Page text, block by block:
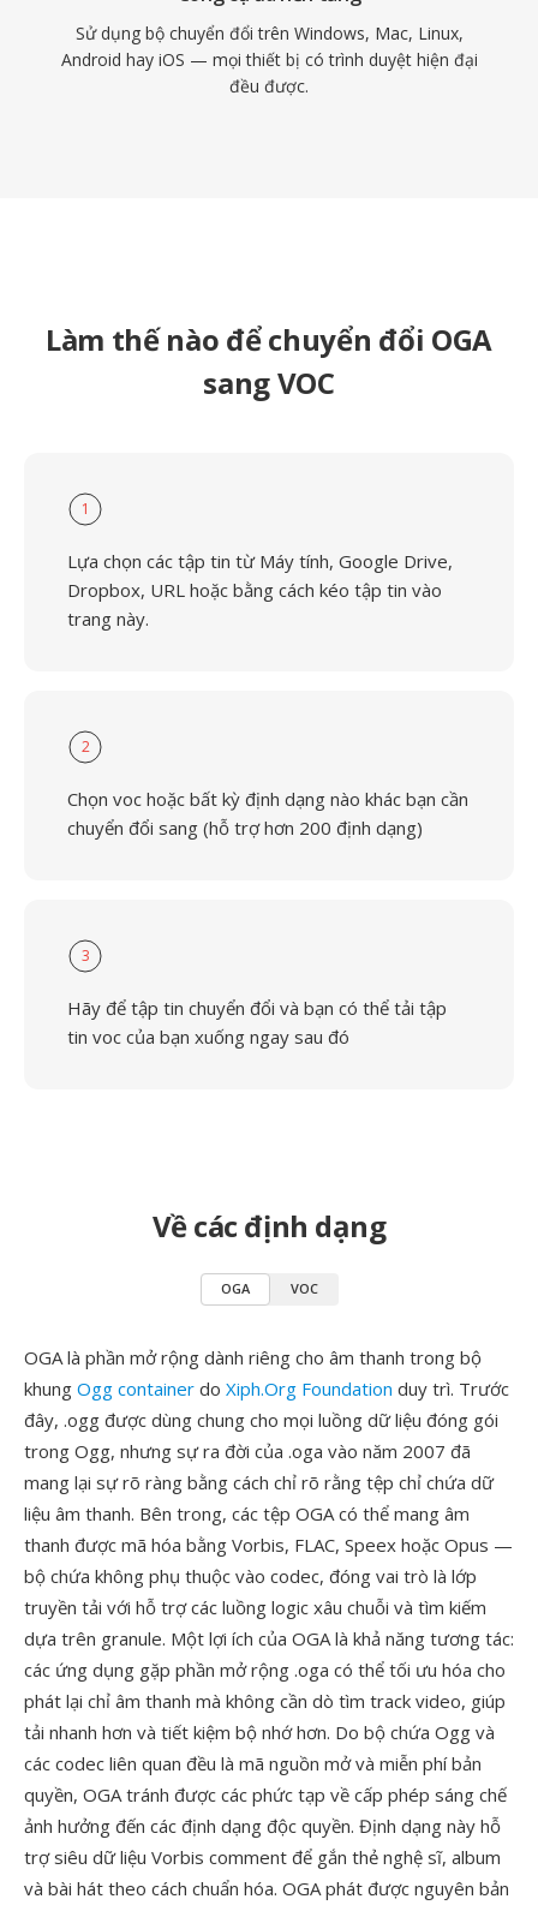
Sử dụng bộ chuyển đổi trên Windows, Mac, Linux,
Android hay iOS — mọi thiết bị có trình duyệt hiện đại
đều được.
Làm thế nào để chuyển đổi OGA
sang VOC
1
Lựa chọn các tập tin từ Máy tính, Google Drive,
Dropbox, URL hoặc bằng cách kéo tập tin vào
trang này.
2
Chọn voc hoặc bất kỳ định dạng nào khác bạn cần
chuyển đổi sang (hỗ trợ hơn 200 định dạng)
3
Hãy để tập tin chuyển đổi và bạn có thể tải tập
tin voc của bạn xuống ngay sau đó
Về các định dạng
OGA VOC
OGA là phần mở rộng dành riêng cho âm thanh trong bộ
khung Ogg container do Xiph.Org Foundation duy trì. Trước
đây, .ogg được dùng chung cho mọi luồng dữ liệu đóng gói
trong Ogg, nhưng sự ra đời của .oga vào năm 2007 đã
mang lại sự rõ ràng bằng cách chỉ rõ rằng tệp chỉ chứa dữ
liệu âm thanh. Bên trong, các tệp OGA có thể mang âm
thanh được mã hóa bằng Vorbis, FLAC, Speex hoặc Opus —
bộ chứa không phụ thuộc vào codec, đóng vai trò là lớp
truyền tải với hỗ trợ các luồng logic xâu chuỗi và tìm kiếm
dựa trên granule. Một lợi ích của OGA là khả năng tương tác:
các ứng dụng gặp phần mở rộng .oga có thể tối ưu hóa cho
phát lại chỉ âm thanh mà không cần dò tìm track video, giúp
tải nhanh hơn và tiết kiệm bộ nhớ hơn. Do bộ chứa Ogg và
các codec liên quan đều là mã nguồn mở và miễn phí bản
quyền, OGA tránh được các phức tạp về cấp phép sáng chế
ảnh hưởng đến các định dạng độc quyền. Định dạng này hỗ
trợ siêu dữ liệu Vorbis comment để gắn thẻ nghệ sĩ, album
và bài hát theo cách chuẩn hóa. OGA phát được nguyên bản